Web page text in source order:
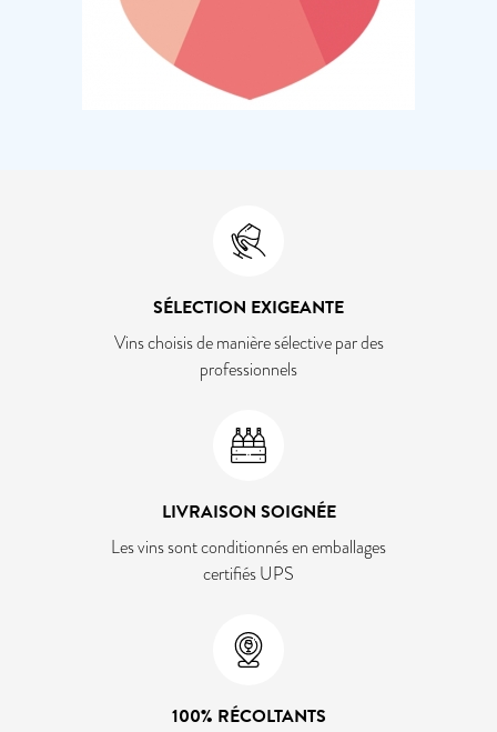
SÉLECTION EXIGEANTE
Vins choisis de manière sélective par des
professionnels
LIVRAISON SOIGNÉE
Les vins sont conditionnés en emballages
certifiés UPS
100% RÉCOLTANTS